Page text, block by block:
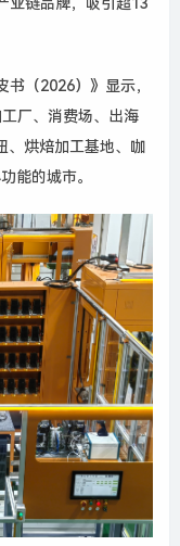
书（2026）》显示，
厂、消费场、出海
、烘焙加工基地、咖
能的城市。